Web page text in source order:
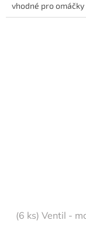
vhodné pro
(6 ks) Ventil -